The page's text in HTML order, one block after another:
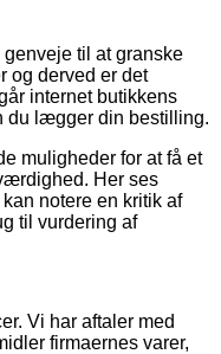
til at granske
og derved er det
internet butikkens
du lægger din bestilling.
muligheder for at få et
Her ses
notere en kritik af
til vurdering af
Vi har aftaler med
firmaernes varer,